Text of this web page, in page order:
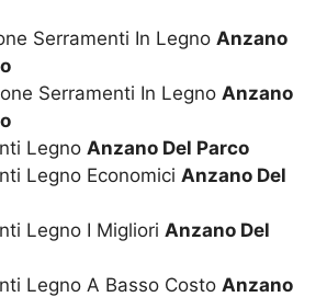
Serramenti In Legno Anzano
Serramenti In Legno Anzano
Legno Anzano Del Parco
Legno Economici Anzano Del
Legno I Migliori Anzano Del
Legno A Basso Costo Anzano